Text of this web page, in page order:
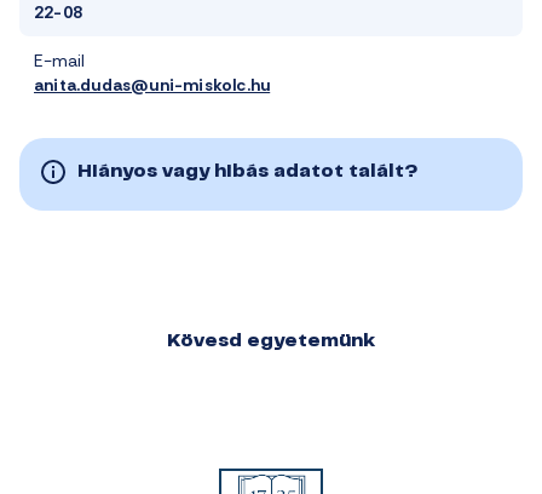
22-08
E-mail
anita.dudas@uni-miskolc.hu
Hiányos vagy hibás adatot talált?
Kövesd egyetemünk